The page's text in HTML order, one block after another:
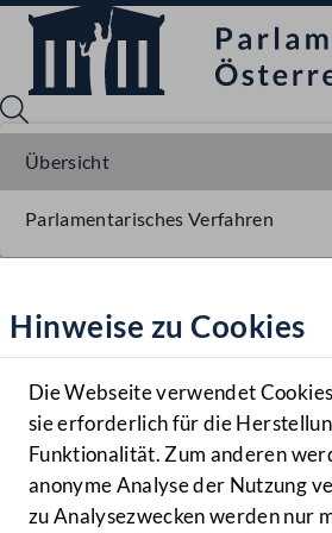
Hilfe
Benutzer
Navigationsmenü öffnen
MENÜ
Hinweise zu Cookies
Die Webseite verwendet
sie erforderlich für die
Funktionalität. Zum anderen
anonyme Analyse der Nutzung
zu Analysezwecken werden nur
Übersicht
Parlamentarisches Verfahren